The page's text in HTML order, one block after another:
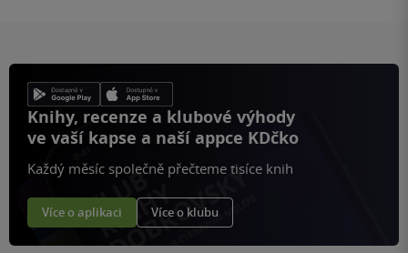
Knihy, recenze a klubové výhody
ve vaší kapse a naší appce KDčko
Každý měsíc společně přečteme tisíce knih
Více o aplikaci Více o klubu